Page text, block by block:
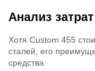
Анализ
Хотя Custom 455
сталей, его
средства: